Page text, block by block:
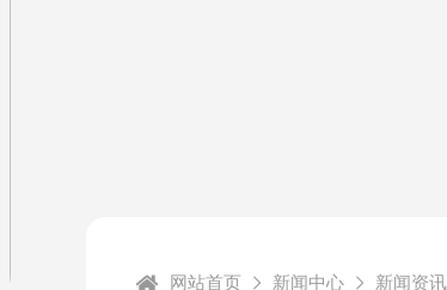
网站首页 新闻中心 新闻资讯